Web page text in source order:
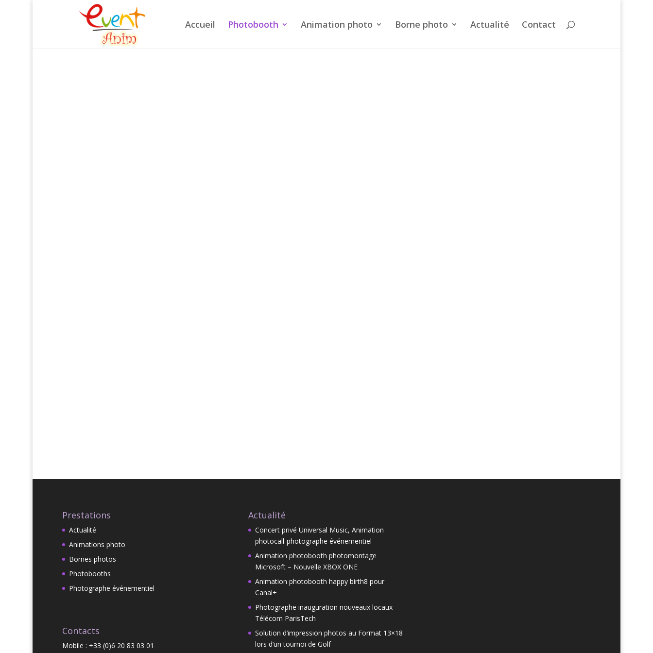
Accueil Photobooth Animation photo Borne photo Actualité Contact
Prestations
Actualité
Animations photo
Bornes photos
Photobooths
Photographe événementiel
Contacts
Mobile : +33 (0)6 20 83 03 01
Actualité
Concert privé Universal Music, Animation
photocall-photographe événementiel
Animation photobooth photomontage
Microsoft – Nouvelle XBOX ONE
Animation photobooth happy birth8 pour
Canal+
Photographe inauguration nouveaux locaux
Télécom ParisTech
Solution d’impression photos au Format 13×18
lors d’un tournoi de Golf